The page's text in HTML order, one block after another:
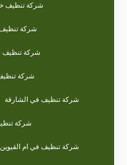
شركة تنظيف
شركة
شركة تنظيف
شركة
شركة تنظيف في الشارقة
شركة
شركة تنظيف في ام القيوين